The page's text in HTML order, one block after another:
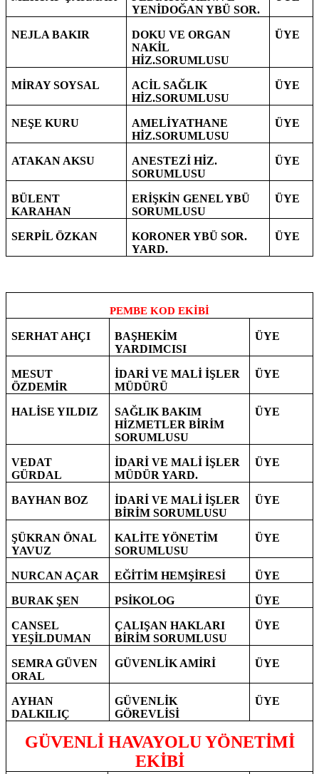
YENİDOĞAN YBÜ SOR.
NEJLA BAKIR
DOKU VE ORGAN
NAKİL
HİZ.SORUMLUSU
ÜYE
MİRAY SOYSAL
ACİL SAĞLIK
HİZ.SORUMLUSU
ÜYE
NEŞE KURU
AMELİYATHANE
HİZ.SORUMLUSU
ÜYE
ATAKAN AKSU
ANESTEZİ HİZ.
SORUMLUSU
ÜYE
BÜLENT
KARAHAN
ERİŞKİN GENEL YBÜ
SORUMLUSU
ÜYE
SERPİL ÖZKAN
KORONER YBÜ SOR.
YARD.
ÜYE
PEMBE KOD EKİBİ
SERHAT AHÇI
BAŞHEKİM
YARDIMCISI
ÜYE
MESUT
ÖZDEMİR
İDARİ VE MALİ İŞLER
MÜDÜRÜ
ÜYE
HALİSE YILDIZ
SAĞLIK BAKIM
HİZMETLER BİRİM
SORUMLUSU
ÜYE
VEDAT
GÜRDAL
İDARİ VE MALİ İŞLER
MÜDÜR YARD.
ÜYE
BAYHAN BOZ
İDARİ VE MALİ İŞLER
BİRİM SORUMLUSU
ÜYE
ŞÜKRAN ÖNAL
YAVUZ
KALİTE YÖNETİM
SORUMLUSU
ÜYE
NURCAN AÇAR EĞİTİM HEMŞİRESİ ÜYE
BURAK ŞEN PSİKOLOG ÜYE
CANSEL
YEŞİLDUMAN
ÇALIŞAN HAKLARI
BİRİM SORUMLUSU
ÜYE
SEMRA GÜVEN
ORAL
GÜVENLİK AMİRİ ÜYE
AYHAN
DALKILIÇ
GÜVENLİK
GÖREVLİSİ
ÜYE
GÜVENLİ HAVAYOLU YÖNETİMİ
EKİBİ